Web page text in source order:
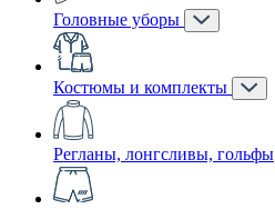
Головные уборы
Костюмы и комплекты
Регланы, лонгсливы, гольфы